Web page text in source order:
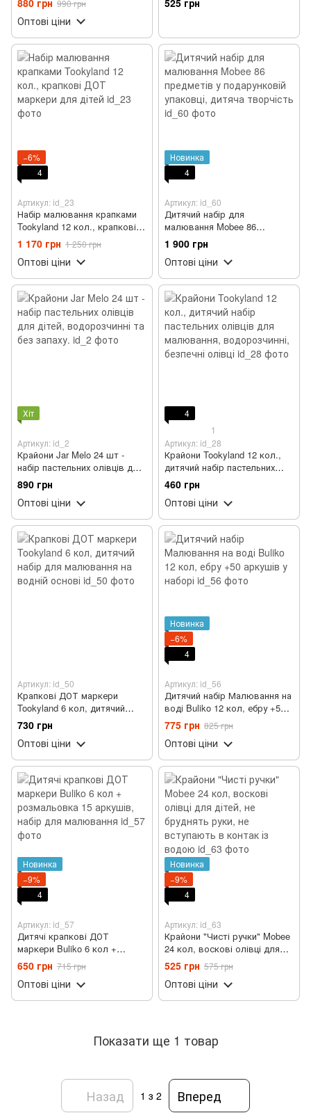
990 грн
Оптові ціни
−6%
4
Артикул: id_23
Набір малювання крапками
Tookyland 12 кол., крапкові
ДОТ маркери для дітей
1 170 грн 1 250 грн
Оптові ціни
Новинка
4
Артикул: id_60
Дитячий набір для
малювання Mobee 86
предметів у подарунковій
упаковці, дитяча творчість
1 900 грн
Оптові ціни
Хіт
Артикул: id_2
Крайони Jar Melo 24 шт -
набір пастельних олівців для
дітей, водорозчинні та без
запаху.
890 грн
Оптові ціни
4
1
Артикул: id_28
Крайони Tookyland 12 кол.,
дитячий набір пастельних
олівців для малювання,
водорозчинні, безпечні
олівці
460 грн
Оптові ціни
Артикул: id_50
Крапкові ДОТ маркери
Tookyland 6 кол, дитячий
набір для малювання на
водній основі
730 грн
Оптові ціни
Новинка
−6%
4
Артикул: id_56
Дитячий набір Малювання на
воді Buliko 12 кол, ебру +50
аркушів у наборі
775 грн 825 грн
Оптові ціни
Новинка
−9%
4
Артикул: id_57
Дитячі крапкові ДОТ
маркери Buliko 6 кол +
розмальовка 15 аркушів,
набір для малювання
650 грн 715 грн
Оптові ціни
Новинка
−9%
4
Артикул: id_63
Крайони "Чисті ручки" Mobee
24 кол, воскові олівці для
дітей, не бруднять руки, не
вступають в контак із
водою
525 грн 575 грн
Оптові ціни
Показати ще 1 товар
Назад 1 з 2 Вперед